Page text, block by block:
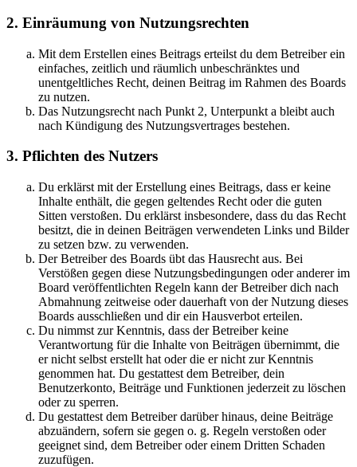
2. Einräumung von Nutzungsrechten
Mit dem Erstellen eines Beitrags erteilst du dem Betreiber ein
einfaches, zeitlich und räumlich unbeschränktes und
unentgeltliches Recht, deinen Beitrag im Rahmen des Boards
zu nutzen.
Das Nutzungsrecht nach Punkt 2, Unterpunkt a bleibt auch
nach Kündigung des Nutzungsvertrages bestehen.
3. Pflichten des Nutzers
Du erklärst mit der Erstellung eines Beitrags, dass er keine
Inhalte enthält, die gegen geltendes Recht oder die guten
Sitten verstoßen. Du erklärst insbesondere, dass du das Recht
besitzt, die in deinen Beiträgen verwendeten Links und Bilder
zu setzen bzw. zu verwenden.
Der Betreiber des Boards übt das Hausrecht aus. Bei
Verstößen gegen diese Nutzungsbedingungen oder anderer im
Board veröffentlichten Regeln kann der Betreiber dich nach
Abmahnung zeitweise oder dauerhaft von der Nutzung dieses
Boards ausschließen und dir ein Hausverbot erteilen.
Du nimmst zur Kenntnis, dass der Betreiber keine
Verantwortung für die Inhalte von Beiträgen übernimmt, die
er nicht selbst erstellt hat oder die er nicht zur Kenntnis
genommen hat. Du gestattest dem Betreiber, dein
Benutzerkonto, Beiträge und Funktionen jederzeit zu löschen
oder zu sperren.
Du gestattest dem Betreiber darüber hinaus, deine Beiträge
abzuändern, sofern sie gegen o. g. Regeln verstoßen oder
geeignet sind, dem Betreiber oder einem Dritten Schaden
zuzufügen.